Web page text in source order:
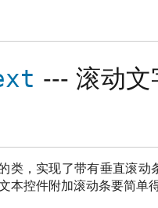
--- 滚动文
类，实现了带有垂直滚动
本控件附加滚动条要简单得